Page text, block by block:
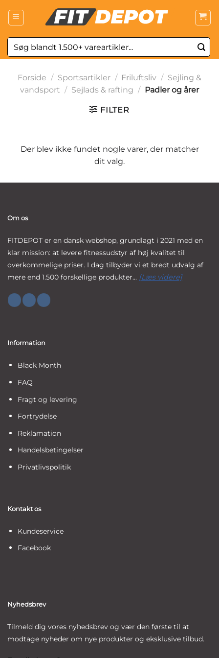
Søg
efter:
Forside / Sportsartikler / Friluftsliv / Sejling &
vandsport / Sejlads & rafting / Padler og årer
FILTER
Der blev ikke fundet nogle varer, der matcher
dit valg.
Om os
FITDEPOT er en dansk webshop, grundlagt i 2021 med en
klar mission: at levere fitnessudstyr af høj kvalitet til
overkommelige priser. I dag tilbyder vi et bredt udvalg af
mere end 1.500 forskellige produkter... [Læs videre]
Information
Black Month
FAQ
Fragt og levering
Fortrydelse
Reklamation
Handelsbetingelser
Privatlivspolitik
Kontakt os
Kundeservice
Facebook
Nyhedsbrev
Tilmeld dig vores nyhedsbrev og vær den første til at
modtage nyheder om nye produkter og eksklusive tilbud.